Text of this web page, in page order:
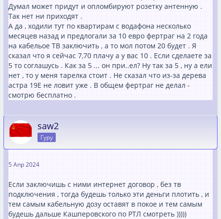
Думал может придут и опломбируют розетку антенную .
Так нет ни приходят .
А да , ходили тут по квартирам с водафона несколько
месяцев назад и предлогали за 10 евро фертраг на 2 года
на кабельое ТВ заключить , а то мол потом 20 будет . Я
сказал что я сейчас 7,70 плачу а у вас 10 . Если сделаете за
5 то соглашусь . Как за 5 ... он при..ел? Ну так за 5 , ну а ели
нет , то у меня тарелка стоит . Не сказал что из-за дерева
астра 19Е не ловит уже . В общем фертраг не делал -
смотрю бесплатно .
saw2
Гуру
5 Апр 2024
Если заключишь с ними интернет договор , без тв
подключения , тогда будешь только эти деньги плотить , и
тем самым кабельную дозу оставят в покое и тем самым
будешь дальше Кашперовского по РТЛ смотреть )))))